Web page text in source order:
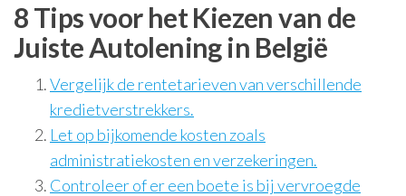
8 Tips voor het Kiezen van de
Juiste Autolening in België
Vergelijk de rentetarieven van verschillende
kredietverstrekkers.
Let op bijkomende kosten zoals
administratiekosten en verzekeringen.
Controleer of er een boete is bij vervroegde